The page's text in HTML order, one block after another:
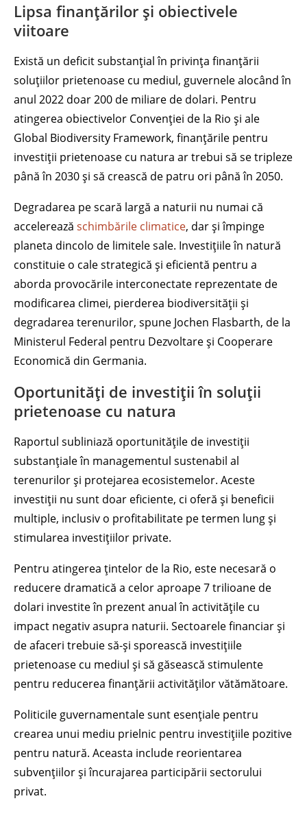
Lipsa finanțărilor și obiectivele
viitoare
Există un deficit substanțial în privința finanțării
soluțiilor prietenoase cu mediul, guvernele alocând în
anul 2022 doar 200 de miliare de dolari. Pentru
atingerea obiectivelor Convenției de la Rio și ale
Global Biodiversity Framework, finanțările pentru
investiții prietenoase cu natura ar trebui să se tripleze
până în 2030 și să crească de patru ori până în 2050.
Degradarea pe scară largă a naturii nu numai că
accelerează schimbările climatice, dar și împinge
planeta dincolo de limitele sale. Investițiile în natură
constituie o cale strategică și eficientă pentru a
aborda provocările interconectate reprezentate de
modificarea climei, pierderea biodiversității și
degradarea terenurilor, spune Jochen Flasbarth, de la
Ministerul Federal pentru Dezvoltare și Cooperare
Economică din Germania.
Oportunități de investiții în soluții
prietenoase cu natura
Raportul subliniază oportunitățile de investiții
substanțiale în managementul sustenabil al
terenurilor și protejarea ecosistemelor. Aceste
investiții nu sunt doar eficiente, ci oferă și beneficii
multiple, inclusiv o profitabilitate pe termen lung și
stimularea investițiilor private.
Pentru atingerea țintelor de la Rio, este necesară o
reducere dramatică a celor aproape 7 trilioane de
dolari investite în prezent anual în activitățile cu
impact negativ asupra naturii. Sectoarele financiar și
de afaceri trebuie să-și sporească investițiile
prietenoase cu mediul și să găsească stimulente
pentru reducerea finanțării activităților vătămătoare.
Politicile guvernamentale sunt esențiale pentru
crearea unui mediu prielnic pentru investițiile pozitive
pentru natură. Aceasta include reorientarea
subvențiilor și încurajarea participării sectorului
privat.